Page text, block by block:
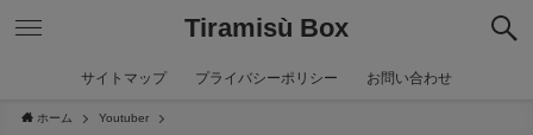
Tiramisù Box
サイトマップ プライバシーポリシー お問い合わせ
ホーム Youtuber